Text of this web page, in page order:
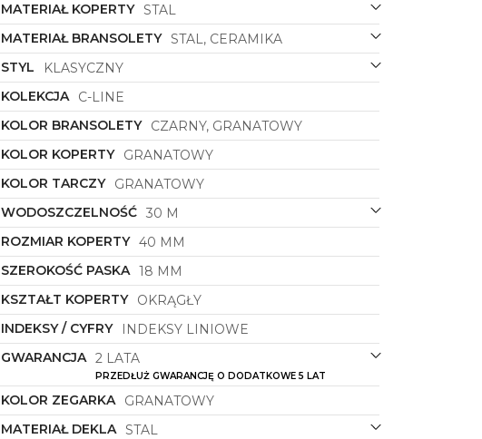
MATERIAŁ KOPERTY STAL
MATERIAŁ BRANSOLETY STAL, CERAMIKA
STYL
KLASYCZNY
KOLEKCJA
C-LINE
KOLOR BRANSOLETY
CZARNY, GRANATOWY
KOLOR KOPERTY
GRANATOWY
KOLOR TARCZY
GRANATOWY
WODOSZCZELNOŚĆ 30 M
ROZMIAR KOPERTY 40 MM
SZEROKOŚĆ PASKA 18 MM
KSZTAŁT KOPERTY
OKRĄGŁY
INDEKSY / CYFRY
INDEKSY LINIOWE
GWARANCJA 2 LATA
PRZEDŁUŻ GWARANCJĘ O DODATKOWE 5 LAT
KOLOR ZEGARKA
GRANATOWY
MATERIAŁ DEKLA STAL